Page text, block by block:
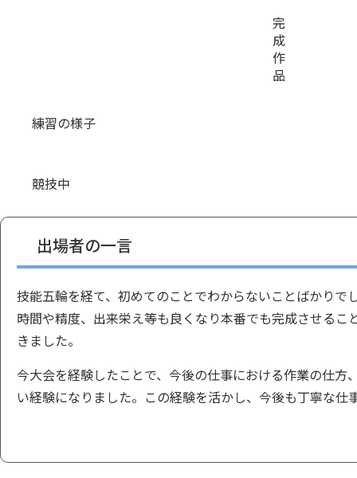
完
成
作
品
練習の様子
競技中
出場者の一言
技能五輪を経て、初めてのことでわからないことばかりで
時間や精度、出来栄え等も良くなり本番でも完成させるこ
きました。
今大会を経験したことで、今後の仕事における作業の仕方
い経験になりました。この経験を活かし、今後も丁寧な仕